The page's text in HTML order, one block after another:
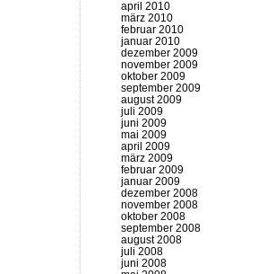
april 2010
märz 2010
februar 2010
januar 2010
dezember 2009
november 2009
oktober 2009
september 2009
august 2009
juli 2009
juni 2009
mai 2009
april 2009
märz 2009
februar 2009
januar 2009
dezember 2008
november 2008
oktober 2008
september 2008
august 2008
juli 2008
juni 2008